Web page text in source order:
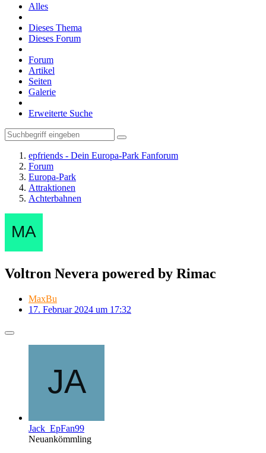
Alles
Dieses Thema
Dieses Forum
Forum
Artikel
Seiten
Galerie
Erweiterte Suche
epfriends - Dein Europa-Park Fanforum
Forum
Europa-Park
Attraktionen
Achterbahnen
Voltron Nevera powered by Rimac
MaxBu
17. Februar 2024 um 17:32
Jack_EpFan99
Neuankömmling